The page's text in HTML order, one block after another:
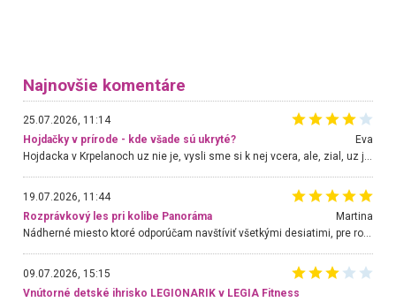
Najnovšie komentáre
25.07.2026, 11:14
Hojdačky v prírode - kde všade sú ukryté?
Eva
Hojdacka v Krpelanoch uz nie je, vysli sme si k nej vcera, ale, zial, uz je znicena. Ak sem planujete cestu len kvoli hojdacke, mozete si ju usetrit. Krasny vyhlad je tu vsak aj bez hojdacky :-)
19.07.2026, 11:44
Rozprávkový les pri kolibe Panoráma
Martina
Nádherné miesto ktoré odporúčam navštíviť všetkými desiatimi, pre rodiny s deťmi, dôchodcom... Proste a jednoducho ozaj rozprávkový les.. určite ešte prídeme. Odniesli sme si na pamiatku krásne tričká,
09.07.2026, 15:15
Vnútorné detské ihrisko LEGIONARIK v LEGIA Fitness